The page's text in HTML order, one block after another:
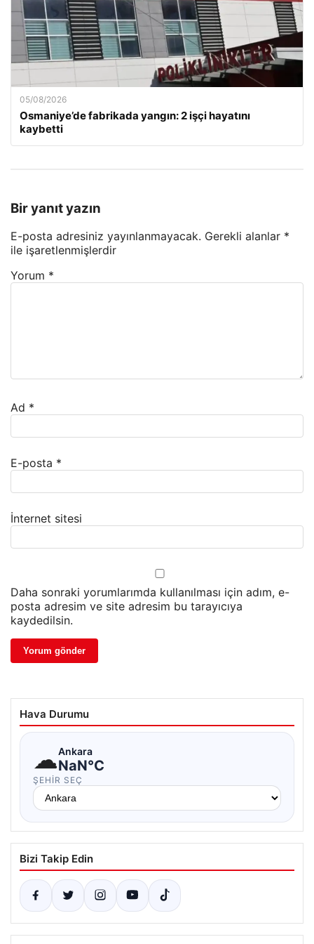
05/08/2026
Osmaniye’de fabrikada yangın: 2 işçi hayatını
kaybetti
Bir yanıt yazın
E-posta adresiniz yayınlanmayacak. Gerekli alanlar *
ile işaretlenmişlerdir
Yorum *
Ad *
E-posta *
İnternet sitesi
Daha sonraki yorumlarımda kullanılması için adım, e-
posta adresim ve site adresim bu tarayıcıya
kaydedilsin.
Hava Durumu
☁Ankara
NaN°C
ŞEHIR SEÇ
Bizi Takip Edin